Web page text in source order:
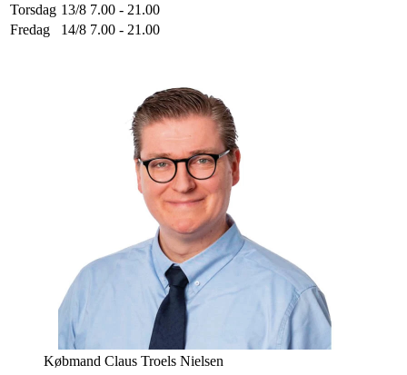
Torsdag 13/8 7.00 - 21.00
Fredag
14/8 7.00 - 21.00
Købmand Claus Troels Nielsen